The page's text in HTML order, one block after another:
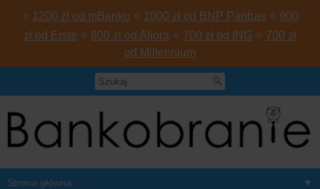
⭐ 1200 zł od mBanku ⭐ 1000 zł od BNP Paribas ⭐ 900
zł od Erste ⭐ 800 zł od Aliora ⭐ 700 zł od ING ⭐ 700 zł
od Millennium
▼